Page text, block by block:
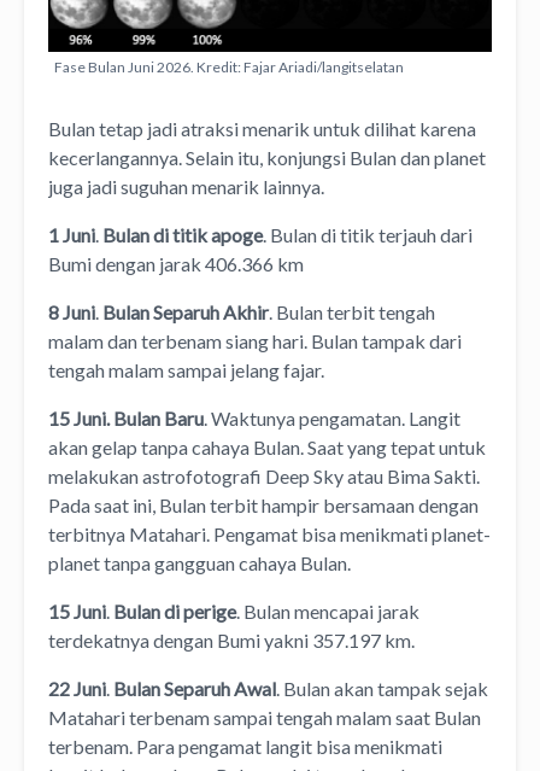
Fase Bulan Juni 2026. Kredit: Fajar Ariadi/langitselatan
Bulan tetap jadi atraksi menarik untuk dilihat karena
kecerlangannya. Selain itu, konjungsi Bulan dan planet
juga jadi suguhan menarik lainnya.
1 Juni. Bulan di titik apoge. Bulan di titik terjauh dari
Bumi dengan jarak 406.366 km
8 Juni. Bulan Separuh Akhir. Bulan terbit tengah
malam dan terbenam siang hari. Bulan tampak dari
tengah malam sampai jelang fajar.
15 Juni. Bulan Baru. Waktunya pengamatan. Langit
akan gelap tanpa cahaya Bulan. Saat yang tepat untuk
melakukan astrofotografi Deep Sky atau Bima Sakti.
Pada saat ini, Bulan terbit hampir bersamaan dengan
terbitnya Matahari. Pengamat bisa menikmati planet-
planet tanpa gangguan cahaya Bulan.
15 Juni. Bulan di perige. Bulan mencapai jarak
terdekatnya dengan Bumi yakni 357.197 km.
22 Juni. Bulan Separuh Awal. Bulan akan tampak sejak
Matahari terbenam sampai tengah malam saat Bulan
terbenam. Para pengamat langit bisa menikmati